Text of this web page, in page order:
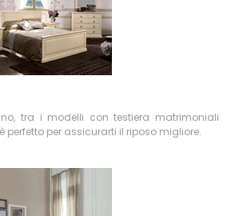
tra i modelli con testiera matrimoniali
perfetto per assicurarti il riposo migliore.